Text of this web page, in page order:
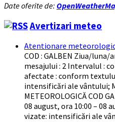
Date oferite de:
Avertizari meteo
Atentionare
COD : GALBEN Ziua/luna/
mesajului : 2 Intervalul :
afectate : conform
intensificări ale vântului;
METEOROLOGICĂ COD
08 august, ora 10:00 – 08
vizate: intensificări ale